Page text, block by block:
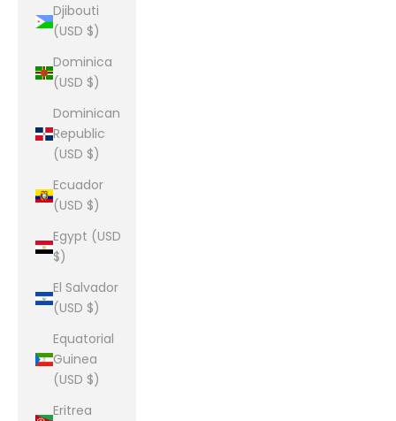
Djibouti
(USD $)
Dominica
(USD $)
Dominican
Republic
(USD $)
Ecuador
(USD $)
Egypt (USD
$)
El Salvador
(USD $)
Equatorial
Guinea
(USD $)
Eritrea